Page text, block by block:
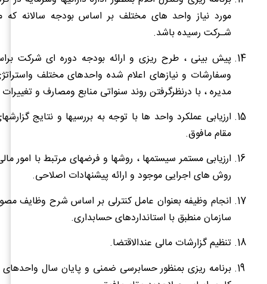
مورد نیاز واحد های مختلف بر اساس بودجه سالانه
شـرکت رسیده باشد.
پیش بینی ، طرح ریزی و ارائه بودجه دوره ای شرکت
وسفارشات و نیازهای اعلام شده واحدهای مختلف
مدیره ، با درنظرگرفتن روند سنواتی منابع ومصارف و
ارزیابی عملکرد واحد ها با توجه به بررسیها و نتایج
مقام مافوق.
ارزیابی مستمر سیستمها ، روشها و فرضهای مرتبط با امور
روش های اجرایی موجود و ارائه پیشنهادات اصلاحی.
انجام وظیفه بعنوان عامل کنترلی بر اساس شرح وظایف
سازمان منطبق با استانداردهای حسابداری.
تنظیم گزارشات مالی عندالاقتضا.
برنامه ریزی بمنظور حسابرسی ضمنی و پایان سال